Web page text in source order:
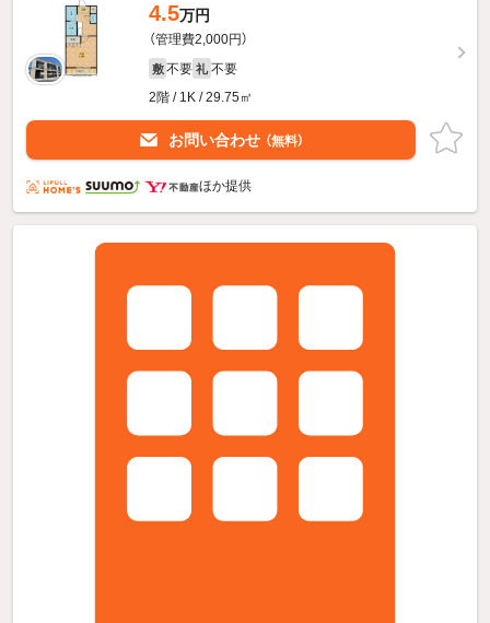
4.5万円
（管理費2,000円）
敷 不要 礼 不要
2階 / 1K / 29.75㎡
お問い合わせ （無料）
ほか提供